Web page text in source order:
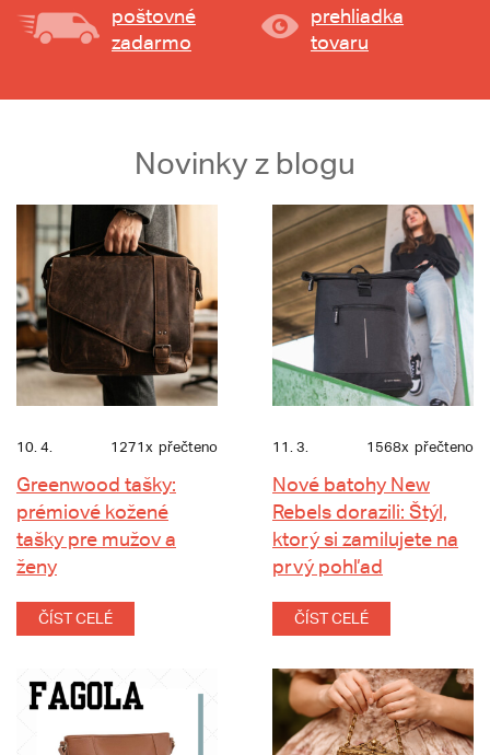
poštovné
zadarmo
prehliadka
tovaru
Novinky z blogu
10. 4. 1271x přečteno
Greenwood tašky:
prémiové kožené
tašky pre mužov a
ženy
ČÍST CELÉ
11. 3. 1568x přečteno
Nové batohy New
Rebels dorazili: Štýl,
ktorý si zamilujete na
prvý pohľad
ČÍST CELÉ